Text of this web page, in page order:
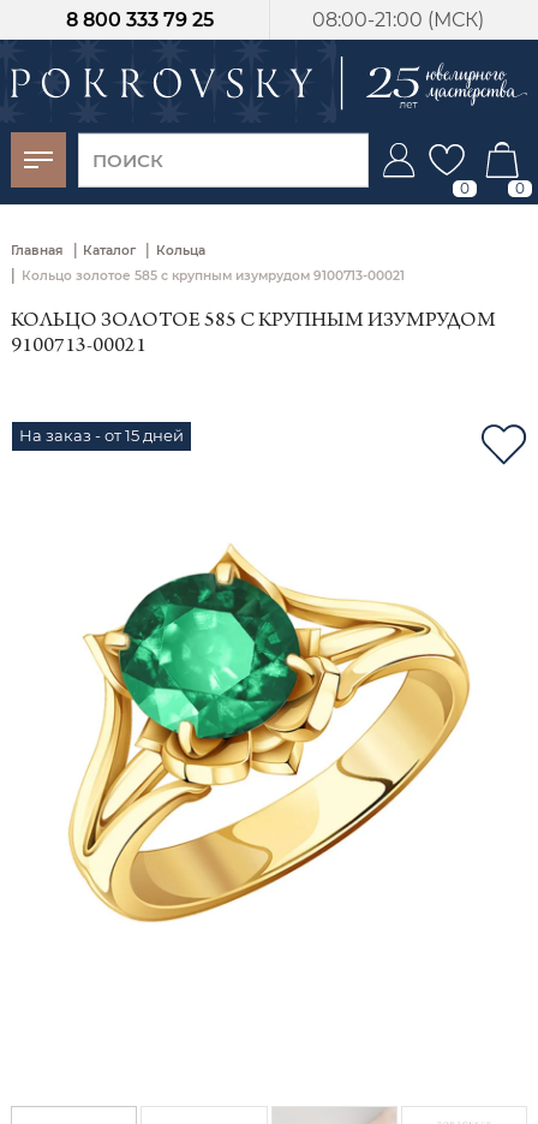
08:00-21:00 (МСК)
8 800 333 79 25
0 0
Главная | Каталог | Кольца
| Кольцо золотое 585 с крупным изумрудом 9100713-00021
КОЛЬЦО ЗОЛОТОЕ 585 С КРУПНЫМ ИЗУМРУДОМ
9100713-00021
На заказ - от 15 дней
-30%
от 15 дней с
момента оплаты